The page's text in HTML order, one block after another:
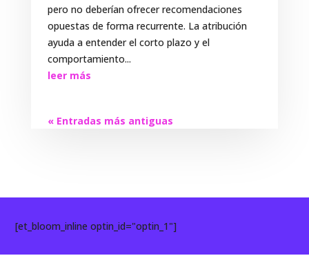
pero no deberían ofrecer recomendaciones
opuestas de forma recurrente. La atribución
ayuda a entender el corto plazo y el
comportamiento...
leer más
« Entradas más antiguas
[et_bloom_inline optin_id="optin_1"]